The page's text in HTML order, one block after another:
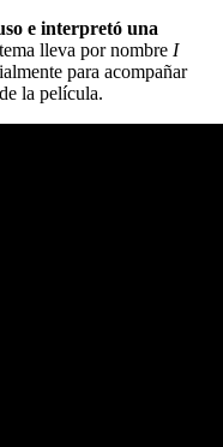
e interpretó una
lleva por nombre I
para acompañar
la película.